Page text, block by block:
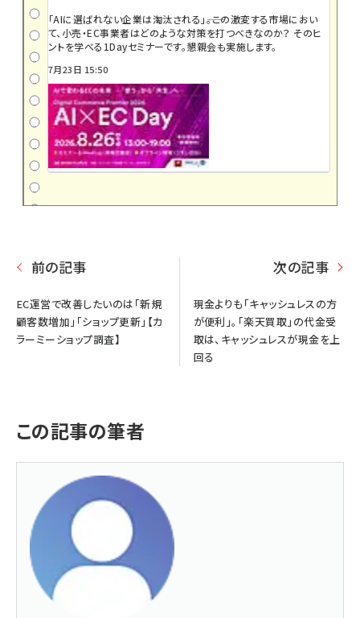
「AIに選ばれない企業は淘汰される」――。この激変する市場におい
て、小売・EC事業者はどのような対策を打つべきなのか？ そのヒ
ントを学べる1Dayセミナーです。懇親会も実施します。
7月23日 15:50
前の記事
EC運営で改善したいのは「新規
顧客数増加」「ショップ更新」【カ
ラーミーショップ調査】
次の記事
現金よりも「キャッシュレスの方
が便利」。「楽天買取」の代金受
取は、キャッシュレスが現金を上
回る
この記事の筆者